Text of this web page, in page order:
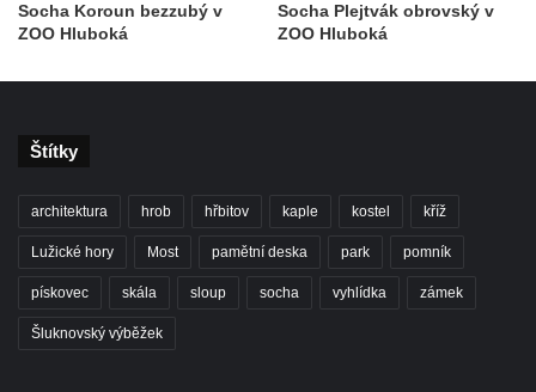
Socha býka před areálem firmy 2JCP v
Socha svatého Floriána na domě čp. 3 v
Lavička Václava Havla v Novém Boru
Socha Koroun bezzubý v
ZOO Hluboká
Socha Plejtvák obrovský v
ZOO Hluboká
Štítky
architektura hrob hřbitov kaple kostel kříž
Lužické hory Most pamětní deska park pomník
pískovec skála sloup socha vyhlídka zámek
Šluknovský výběžek